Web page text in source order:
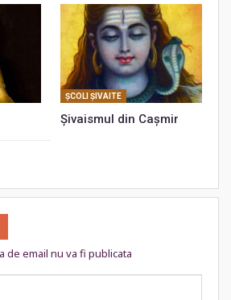
ŞCOLI ŞIVAITE
Şivaismul din Caşmir
de email nu va fi publicata